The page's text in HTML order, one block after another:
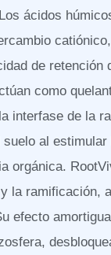
ácidos
de retención
como
interfase de la
al
orgánica.
la ramificación,
efecto